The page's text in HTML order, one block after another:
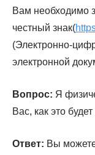
Вам необходимо
честный знак(
(Электронно-
электронной
Вопрос: Я
Вас, как это
Ответ: Вы